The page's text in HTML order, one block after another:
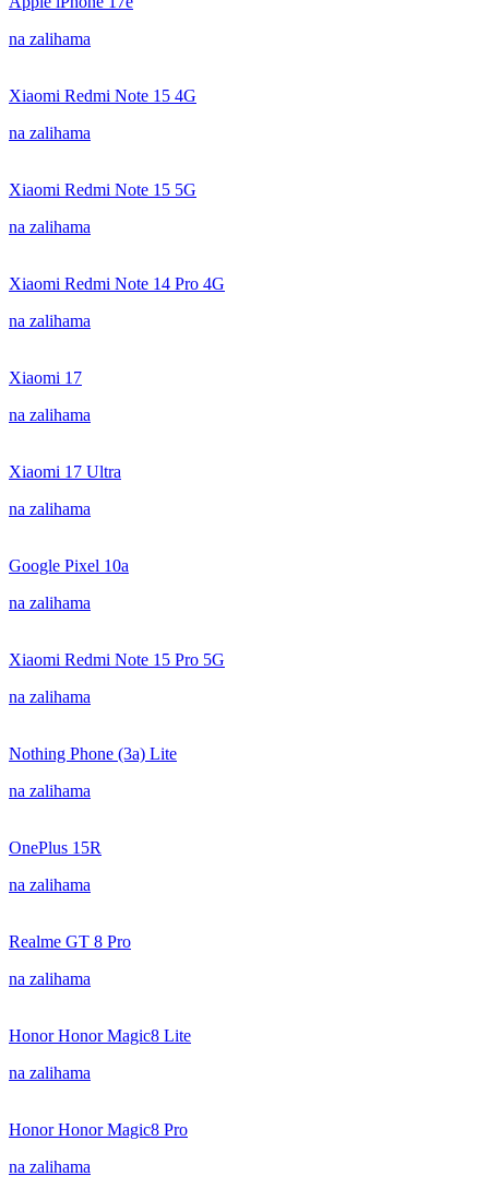
na zalihama
Xiaomi Redmi Note 15 4G
na zalihama
Xiaomi Redmi Note 15 5G
na zalihama
Xiaomi Redmi Note 14 Pro 4G
na zalihama
Xiaomi 17
na zalihama
Xiaomi 17 Ultra
na zalihama
Google Pixel 10a
na zalihama
Xiaomi Redmi Note 15 Pro 5G
na zalihama
Nothing Phone (3a) Lite
na zalihama
OnePlus 15R
na zalihama
Realme GT 8 Pro
na zalihama
Honor Honor Magic8 Lite
na zalihama
Honor Honor Magic8 Pro
na zalihama